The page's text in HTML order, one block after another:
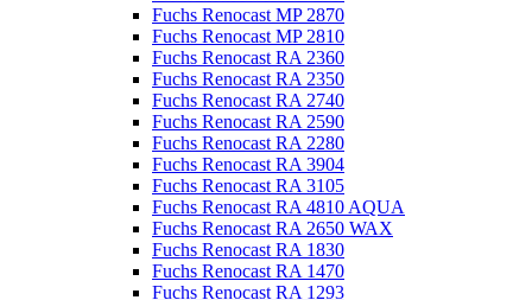
Fuchs Renocast MP 2870
Fuchs Renocast MP 2810
Fuchs Renocast RA 2360
Fuchs Renocast RA 2350
Fuchs Renocast RA 2740
Fuchs Renocast RA 2590
Fuchs Renocast RA 2280
Fuchs Renocast RA 3904
Fuchs Renocast RA 3105
Fuchs Renocast RA 4810 AQUA
Fuchs Renocast RA 2650 WAX
Fuchs Renocast RA 1830
Fuchs Renocast RA 1470
Fuchs Renocast RA 1293